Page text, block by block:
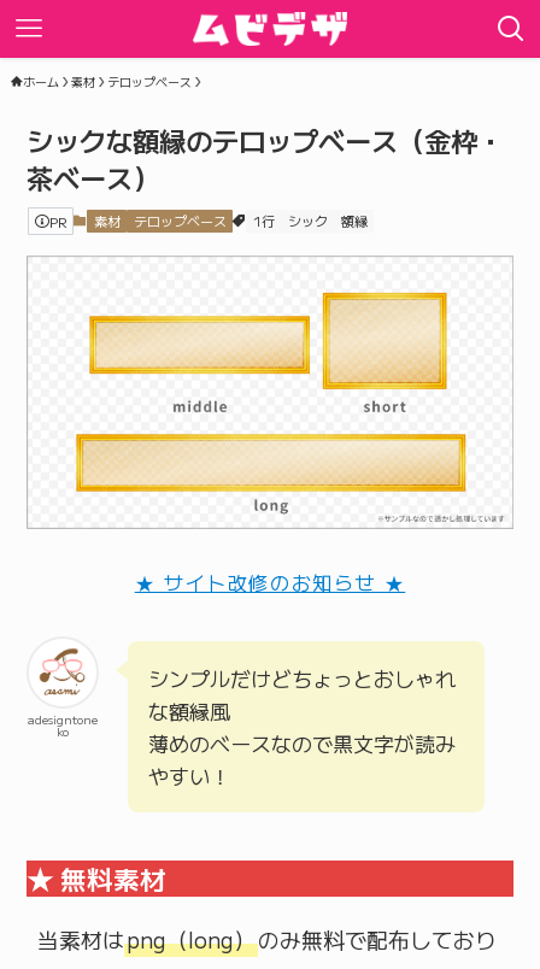
ホーム 素材 テロップベース
シックな額縁のテロップベース（金枠・
茶ベース）
PR 素材 テロップベース 1行 シック 額縁
★ サイト改修のお知らせ ★
adesigntone
ko
シンプルだけどちょっとおしゃれ
な額縁風
薄めのベースなので黒文字が読み
やすい！
★ 無料素材
当素材はpng（long）のみ無料で配布しており